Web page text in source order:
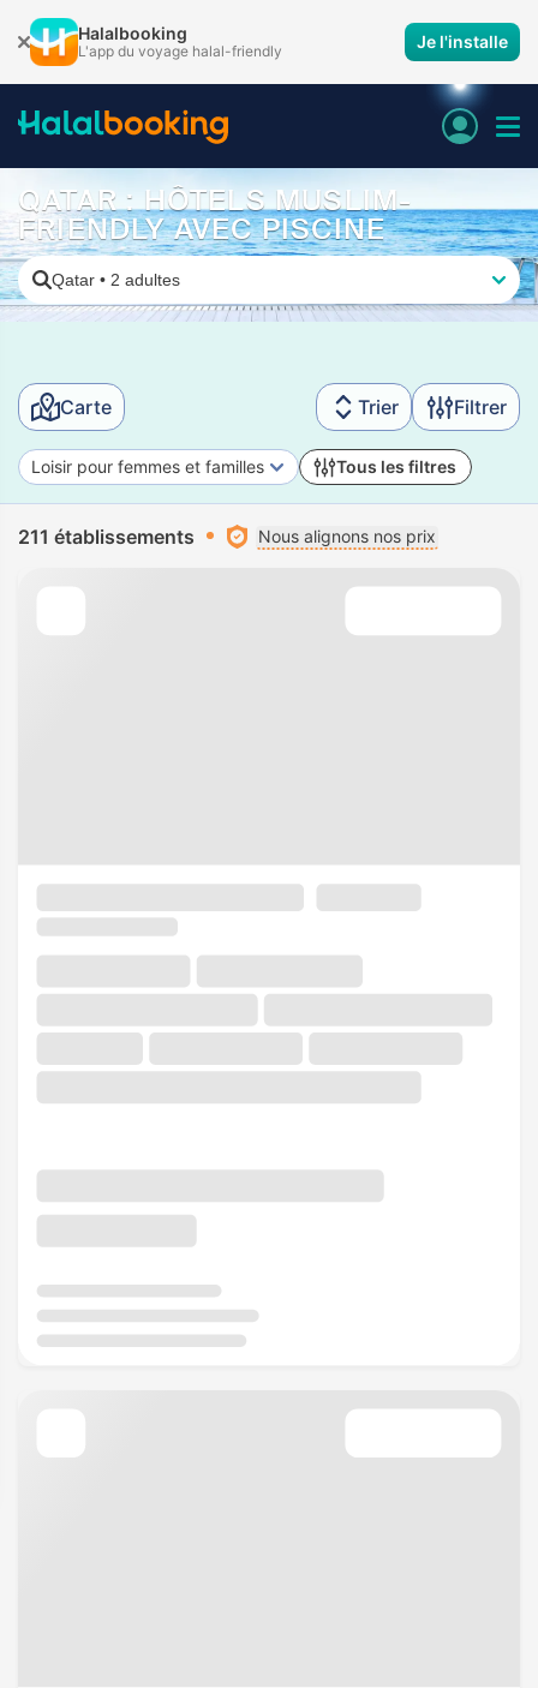
Halalbooking
L'app du voyage halal-friendly Je l'installe
QATAR : HÔTELS MUSLIM-
FRIENDLY AVEC PISCINE
Qatar • 2 adultes
Carte Trier Filtrer
Loisir pour femmes et familles Tous les filtres
211 établissements Nous alignons nos prix